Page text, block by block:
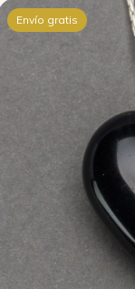
Envío gratis